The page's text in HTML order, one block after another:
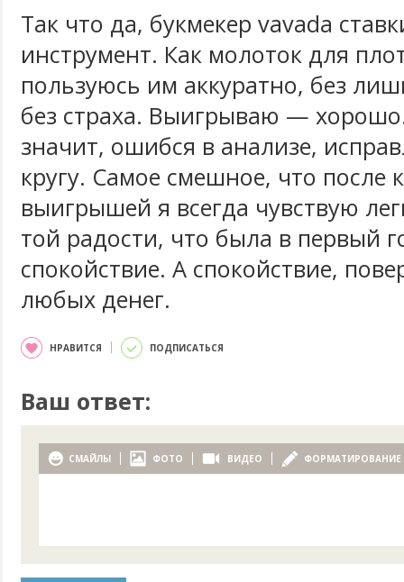
Так что да, букмекер vavada
инструмент. Как молоток для
пользуюсь им аккуратно, без
без страха. Выигрываю —
значит, ошибся в анализе,
кругу. Самое смешное, что после
выигрышей я всегда чувствую
той радости, что была в первый
спокойствие. А спокойствие,
любых денег.
НРАВИТСЯ ПОДПИСАТЬСЯ
Ваш ответ:
СМАЙЛЫ ФОТО ВИДЕО ФОРМАТИРОВАНИЕ